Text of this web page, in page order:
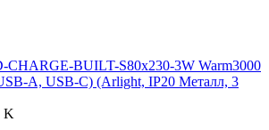
CHARGE-BUILT-S80x230-3W Warm3000
A, USB-C) (Arlight, IP20 Металл, 3
K